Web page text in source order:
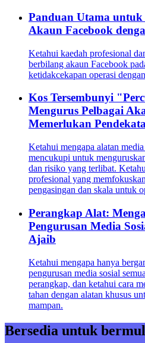
Panduan Utama
Akaun Facebook
Ketahui kaedah profesional
berbilang akaun Facebook
ketidakcekapan operasi
Kos Tersembunyi
Mengurus Pelbagai
Memerlukan
Ketahui mengapa alatan
mencukupi untuk
dan risiko yang terlibat.
profesional yang
pengasingan dan skala untuk
Perangkap Alat:
Pengurusan Media
Ajaib
Ketahui mengapa hanya
pengurusan media sosial
perangkap, dan ketahui cara
tahan dengan alatan khusus
mampan.
Bersedia untuk